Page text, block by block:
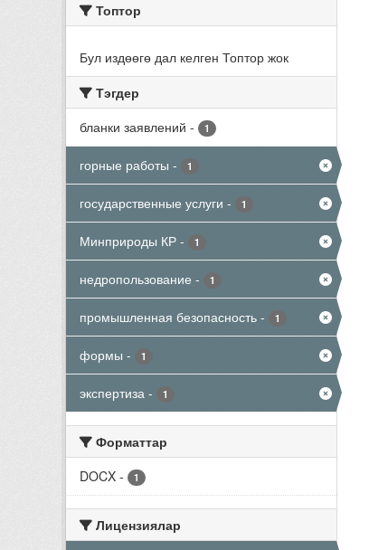
Топтор
Бул издөөгө дал келген Топтор жок
Тэгдер
бланки заявлений - 1
горные работы - 1
государственные услуги - 1
Минприроды КР - 1
недропользование - 1
промышленная безопасность - 1
формы - 1
экспертиза - 1
Форматтар
DOCX - 1
Лицензиялар